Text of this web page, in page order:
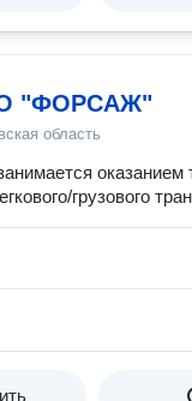
"ФОРСАЖ"
область
оказанием
грузового